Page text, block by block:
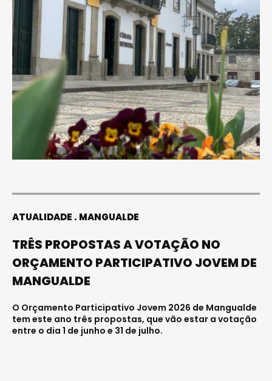
ATUALIDADE MANGUALDE
TRÊS PROPOSTAS A VOTAÇÃO NO
ORÇAMENTO PARTICIPATIVO JOVEM DE
MANGUALDE
O Orçamento Participativo Jovem 2026 de Mangualde
tem este ano três propostas, que vão estar a votação
entre o dia 1 de junho e 31 de julho.